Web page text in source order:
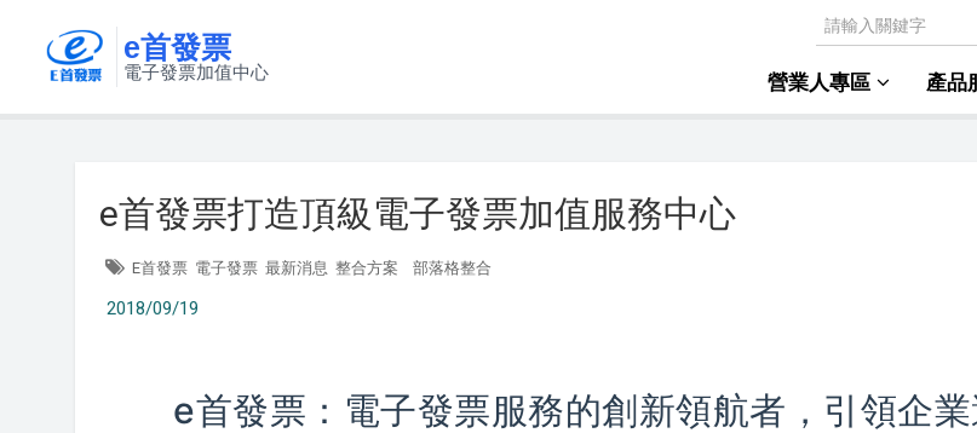
e首發票
電子發票加值中心 營業人專區 產品
e首發票打造頂級電子發票加值服務中心
E首發票 電子發票 最新消息 整合方案 部落格整合
2018/09/19
e首發票：電子發票服務的創新領航者，引領企